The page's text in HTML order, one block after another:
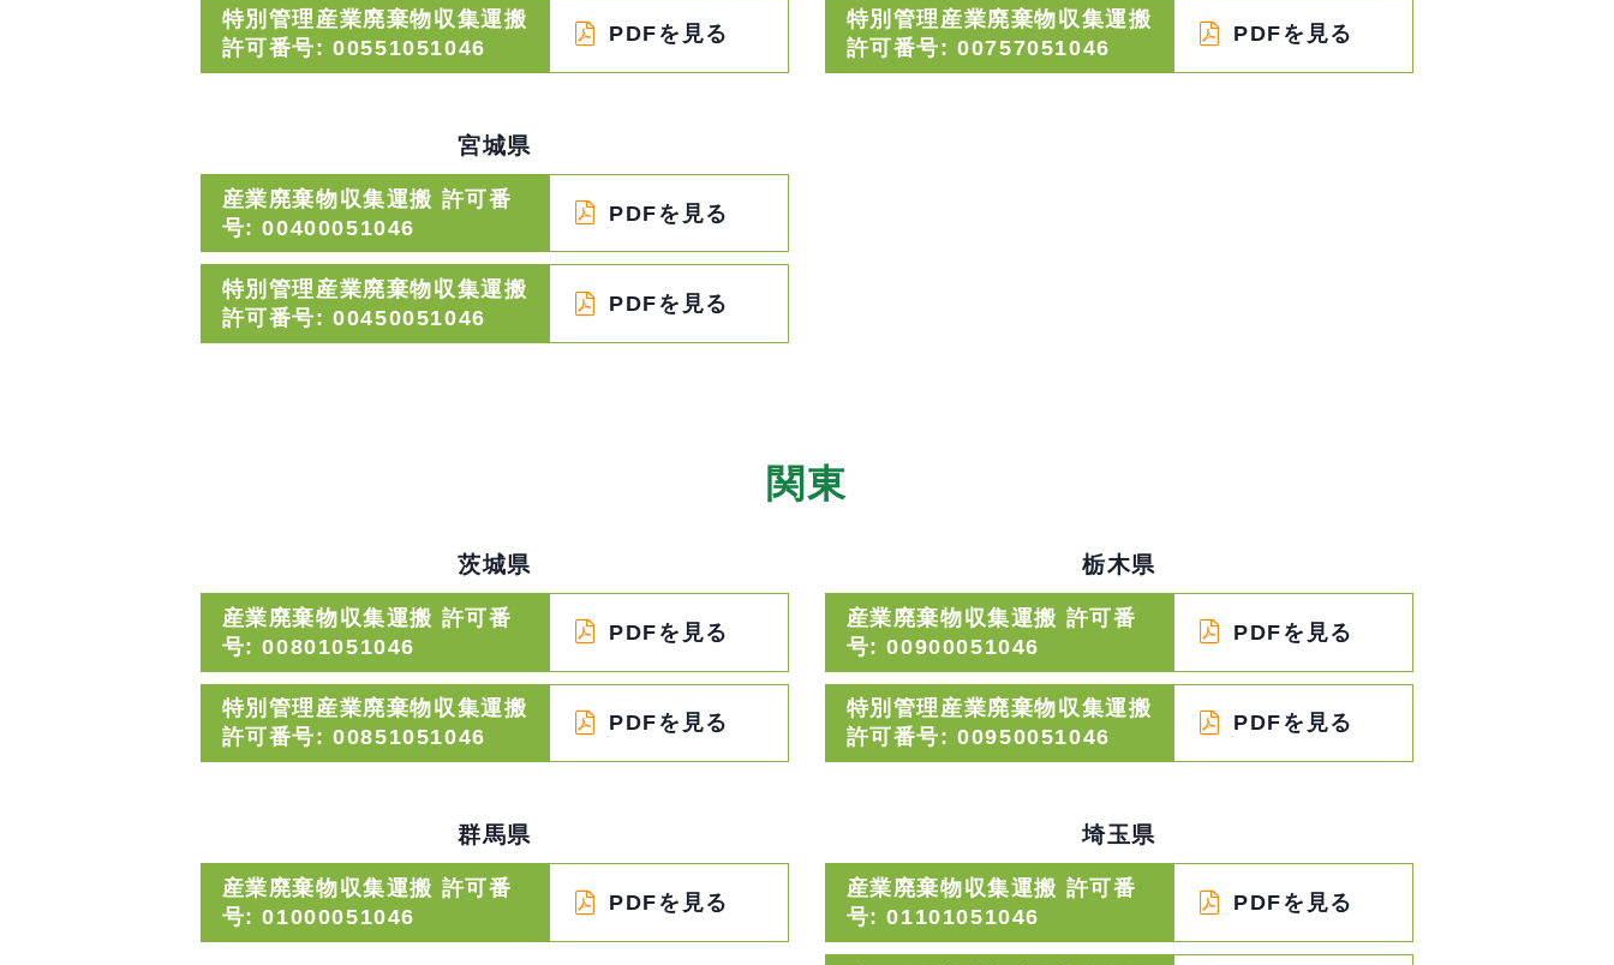
特別管理産業廃棄物収集運搬
許可番号: 00551051046
PDFを見る
特別管理産業廃棄物収集運搬
許可番号: 00757051046
PDFを見る
宮城県
産業廃棄物収集運搬 許可番
号: 00400051046
PDFを見る
特別管理産業廃棄物収集運搬
許可番号: 00450051046
PDFを見る
関東
茨城県
産業廃棄物収集運搬 許可番
号: 00801051046
PDFを見る
特別管理産業廃棄物収集運搬
許可番号: 00851051046
PDFを見る
栃木県
産業廃棄物収集運搬 許可番
号: 00900051046
PDFを見る
特別管理産業廃棄物収集運搬
許可番号: 00950051046
PDFを見る
群馬県
産業廃棄物収集運搬 許可番
号: 01000051046
PDFを見る
埼玉県
産業廃棄物収集運搬 許可番
号: 01101051046
PDFを見る